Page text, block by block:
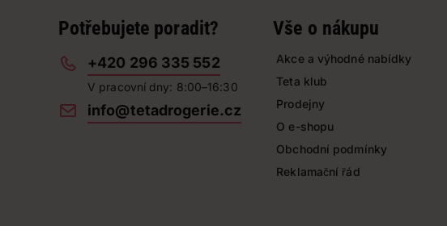
Potřebujete poradit?
+420 296 335 552
V pracovní dny: 8:00–16:30
info@tetadrogerie.cz
Vše o nákupu
Akce a výhodné nabídky
Teta klub
Prodejny
O e-shopu
Obchodní podmínky
Reklamační řád